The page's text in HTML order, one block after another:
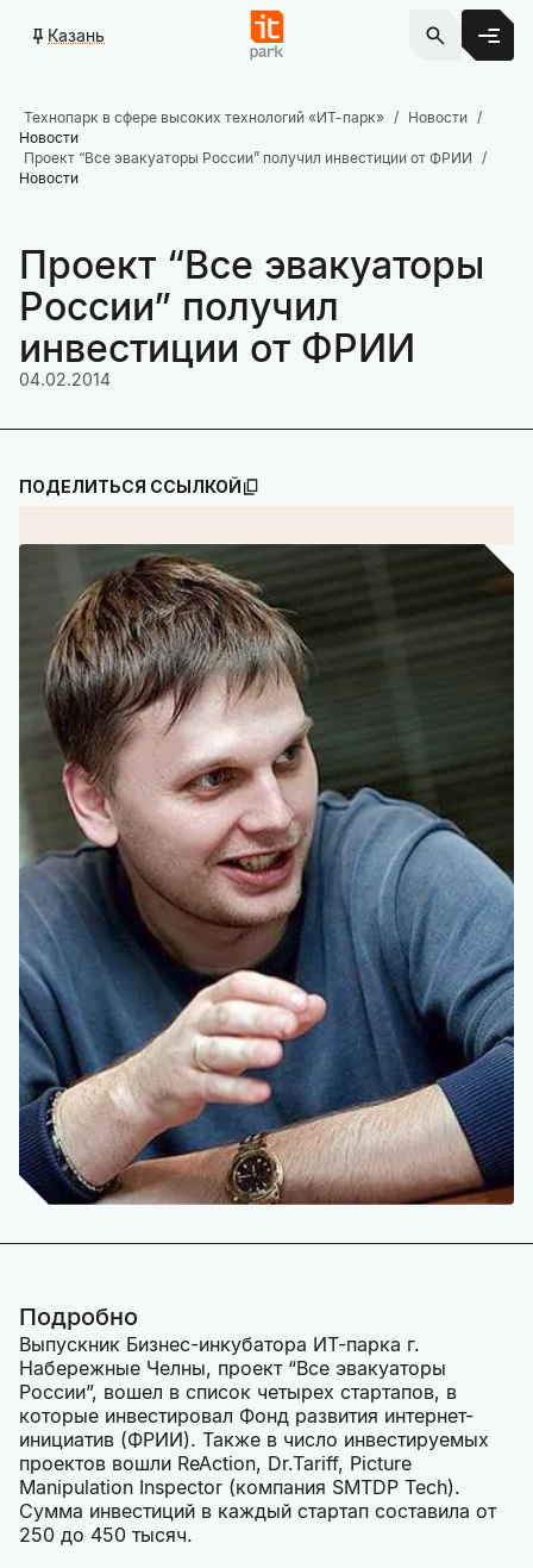
Казань
Технопарк в сфере высоких технологий «ИТ-парк»
Новости
Новости
Проект “Все эвакуаторы России” получил инвестиции от ФРИИ
Новости
Проект “Все эвакуаторы
России” получил
инвестиции от ФРИИ
04.02.2014
ПОДЕЛИТЬСЯ ССЫЛКОЙ
Подробно
Выпускник Бизнес-инкубатора ИТ-парка г.
Набережные Челны, проект “Все эвакуаторы
России”, вошел в список четырех стартапов, в
которые инвестировал Фонд развития интернет-
инициатив (ФРИИ). Также в число инвестируемых
проектов вошли ReAction, Dr.Tariff, Picture
Manipulation Inspector (компания SMTDP Tech).
Сумма инвестиций в каждый стартап составила от
250 до 450 тысяч.